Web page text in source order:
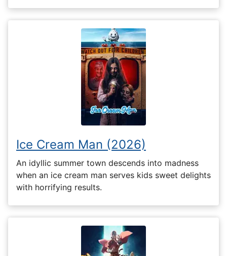
Ice Cream Man (2026)
An idyllic summer town descends into madness
when an ice cream man serves kids sweet delights
with horrifying results.